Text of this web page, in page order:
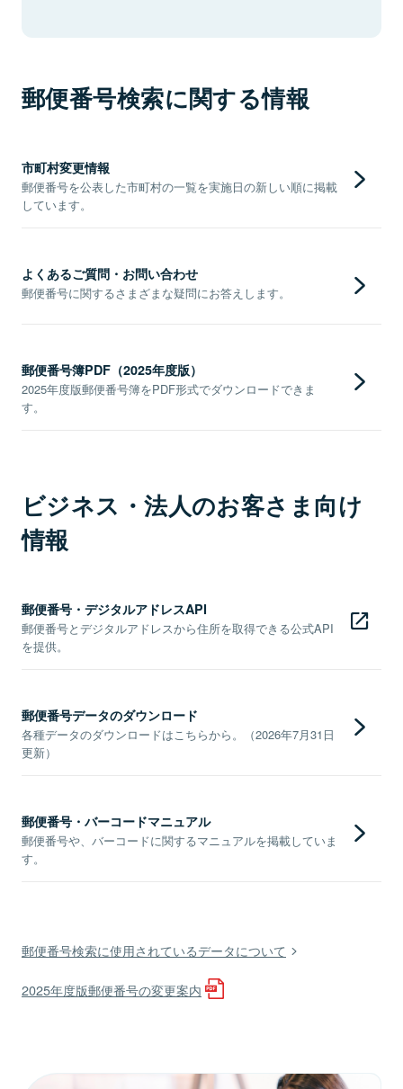
郵便番号検索に関する情報
市町村変更情報
郵便番号を公表した市町村の一覧を実施日の新しい順に掲載
しています。
よくあるご質問・お問い合わせ
郵便番号に関するさまざまな疑問にお答えします。
郵便番号簿PDF（2025年度版）
2025年度版郵便番号簿をPDF形式でダウンロードできま
す。
ビジネス・法人のお客さま向け
情報
郵便番号・デジタルアドレスAPI
郵便番号とデジタルアドレスから住所を取得できる公式API
を提供。
郵便番号データのダウンロード
各種データのダウンロードはこちらから。（2026年7月31日
更新）
郵便番号・バーコードマニュアル
郵便番号や、バーコードに関するマニュアルを掲載していま
す。
郵便番号検索に使用されているデータについて
2025年度版郵便番号の変更案内